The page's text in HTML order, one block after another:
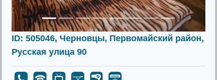
ID: 505046, Черновцы, Первомайский район,
Русская улица 90